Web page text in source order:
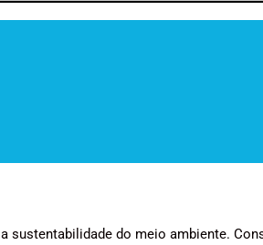
sustentabilidade do meio ambiente.